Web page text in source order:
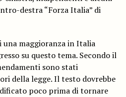
destra “Forza Italia” di
una maggioranza in Italia
su questo tema. Secondo il
sono stati
della legge. Il testo dovrebbe
poco prima di tornare